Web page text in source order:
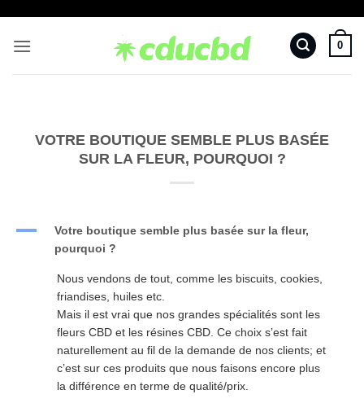
contenu
0
VOTRE BOUTIQUE SEMBLE PLUS BASÉE
SUR LA FLEUR, POURQUOI ?
A
Votre boutique semble plus basée sur la fleur,
pourquoi ?
Nous vendons de tout, comme les biscuits, cookies,
friandises, huiles etc.
Mais il est vrai que nos grandes spécialités sont les
fleurs CBD et les résines CBD. Ce choix s’est fait
naturellement au fil de la demande de nos clients; et
c’est sur ces produits que nous faisons encore plus
la différence en terme de qualité/prix.